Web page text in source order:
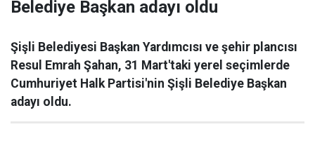
Belediye Başkan adayı oldu
Şişli Belediyesi Başkan Yardımcısı ve şehir plancısı
Resul Emrah Şahan, 31 Mart'taki yerel seçimlerde
Cumhuriyet Halk Partisi'nin Şişli Belediye Başkan
adayı oldu.